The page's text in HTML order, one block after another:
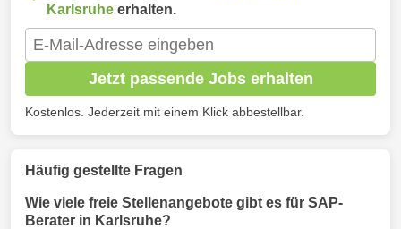
Karlsruhe erhalten.
Jetzt passende Jobs erhalten
Kostenlos. Jederzeit mit einem Klick abbestellbar.
Häufig gestellte Fragen
Wie viele freie Stellenangebote gibt es für SAP-
Berater in Karlsruhe?